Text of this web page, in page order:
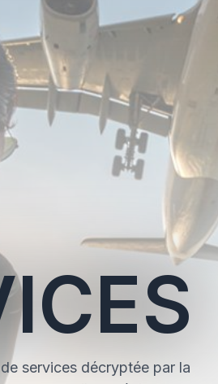
services décryptée par la